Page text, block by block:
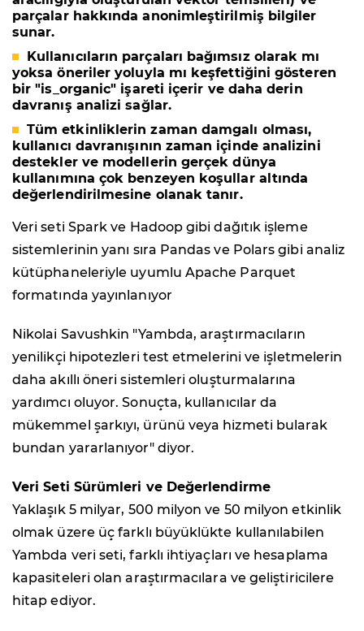
parçalar hakkında anonimleştirilmiş bilgiler
sunar.
Kullanıcıların parçaları bağımsız olarak mı
yoksa öneriler yoluyla mı keşfettiğini gösteren
bir "is_organic" işareti içerir ve daha derin
davranış analizi sağlar.
Tüm etkinliklerin zaman damgalı olması,
kullanıcı davranışının zaman içinde analizini
destekler ve modellerin gerçek dünya
kullanımına çok benzeyen koşullar altında
değerlendirilmesine olanak tanır.
Veri seti Spark ve Hadoop gibi dağıtık işleme
sistemlerinin yanı sıra Pandas ve Polars gibi analiz
kütüphaneleriyle uyumlu Apache Parquet
formatında yayınlanıyor
Nikolai Savushkin "Yambda, araştırmacıların
yenilikçi hipotezleri test etmelerini ve işletmelerin
daha akıllı öneri sistemleri oluşturmalarına
yardımcı oluyor. Sonuçta, kullanıcılar da
mükemmel şarkıyı, ürünü veya hizmeti bularak
bundan yararlanıyor" diyor.
Veri Seti Sürümleri ve Değerlendirme
Yaklaşık 5 milyar, 500 milyon ve 50 milyon etkinlik
olmak üzere üç farklı büyüklükte kullanılabilen
Yambda veri seti, farklı ihtiyaçları ve hesaplama
kapasiteleri olan araştırmacılara ve geliştiricilere
hitap ediyor.